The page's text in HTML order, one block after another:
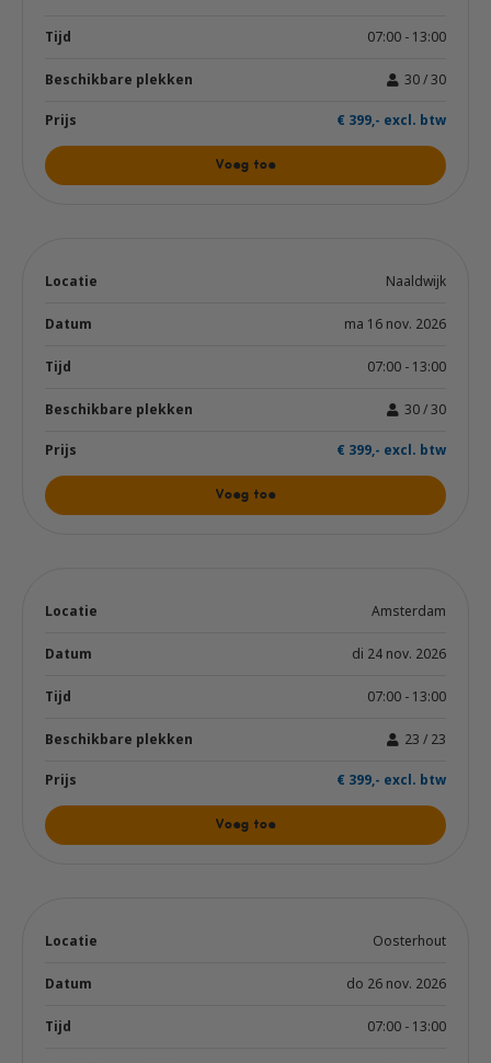
07:00 - 13:00
30 / 30
€ 399,- excl. btw
Voeg toe
Naaldwijk
ma 16 nov. 2026
07:00 - 13:00
30 / 30
€ 399,- excl. btw
Voeg toe
Amsterdam
di 24 nov. 2026
07:00 - 13:00
23 / 23
€ 399,- excl. btw
Voeg toe
Oosterhout
do 26 nov. 2026
07:00 - 13:00